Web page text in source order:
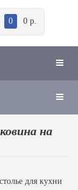
0 0 р.
на
для кухни